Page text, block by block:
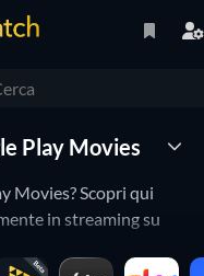
Play Movies
Movies? Scopri qui
in streaming su